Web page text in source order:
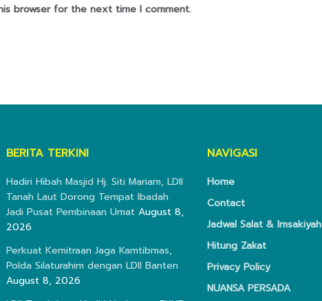
browser for the next time I comment.
BERITA TERKINI
Hadiri Hibah Masjid Hj. Siti Mariam, LDII
Tanah Laut Dorong Tempat Ibadah
Jadi Pusat Pembinaan Umat August 8,
2026
Perkuat Kemitraan Jaga Kamtibmas,
Polda Silaturahim dengan LDII Banten
August 8, 2026
NAVIGASI
Home
Contact
Jadwal Salat & Imsakiyah
Hitung Zakat
Privacy Policy
NUANSA PERSADA